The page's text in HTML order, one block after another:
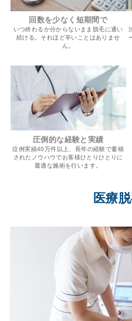
回数を少なく短期間で
いつ終わるか分からないまま脱毛に通い
続ける。それほど辛いことはありませ
ん。
圧倒的な経験と実績
症例実績40万件以上、長年の経験で蓄積
されたノウハウでお客様ひとりひとりに
最適な施術を行います。
医療